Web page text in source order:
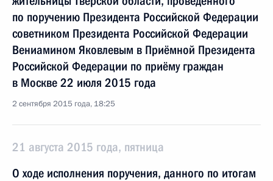
по поручению Президента Российской Федерации
советником Президента Российской Федерации
Вениамином Яковлевым в Приёмной Президента
Российской Федерации по приёму граждан
в Москве 22 июля 2015 года
2 сентября 2015 года, 18:25
21 августа 2015 года, пятница
О ходе исполнения поручения, данного по итогам